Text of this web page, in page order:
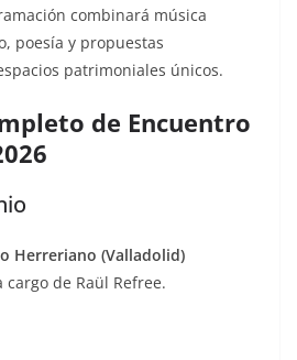
combinará música
poesía y propuestas
patrimoniales únicos.
de Encuentro
Herreriano (Valladolid)
de Raül Refree.